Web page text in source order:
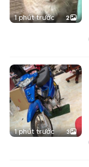
1 phút trước 2
1 phút trước 3